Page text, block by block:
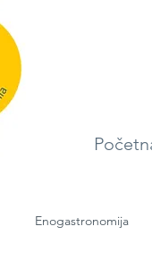
Enogastronomija